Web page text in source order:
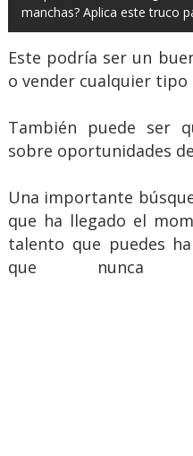
manchas? Aplica este truco
Este podría ser un
o vender cualquier tipo
También puede ser
sobre oportunidades
Una importante
que ha llegado el
talento que puedes
que nunca